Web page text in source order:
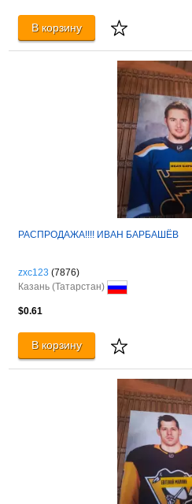
В корзину
РАСПРОДАЖА!!!! ИВАН БАРБАШЁВ
zxc123 (7876)
Казань (Татарстан)
$0.61
В корзину